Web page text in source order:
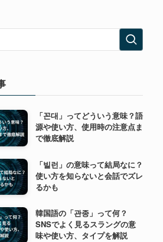
「꼰대」ってどういう意味？語
源や使い方、使用時の注意点ま
で徹底解説
「빌런」の意味って結局なに？
使い方を知らないと会話でズレ
るかも
韓国語の「관종」って何？
SNSでよく見るスラングの意
味や使い方、タイプを解説